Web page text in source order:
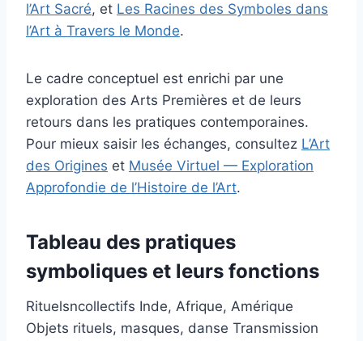
l’Art Sacré, et Les Racines des Symboles dans
l’Art à Travers le Monde.
Le cadre conceptuel est enrichi par une
exploration des Arts Premières et de leurs
retours dans les pratiques contemporaines.
Pour mieux saisir les échanges, consultez L’Art
des Origines et Musée Virtuel — Exploration
Approfondie de l’Histoire de l’Art.
Tableau des pratiques
symboliques et leurs fonctions
Rituelsncollectifs Inde, Afrique, Amérique
Objets rituels, masques, danse Transmission